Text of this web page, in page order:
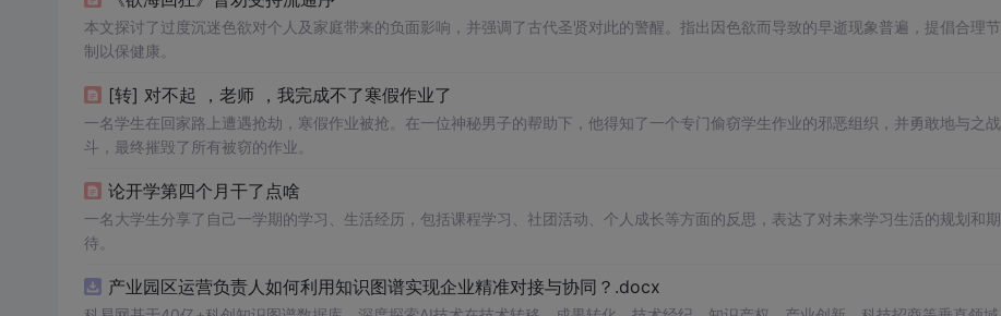
本文探讨了过度沉迷色欲对个人及家庭带来的负面影响，并强调了古代圣贤对此的警醒。指出因色欲而导致的早逝现象普遍，提倡合理节
制以保健康。
[转] 对不起 ，老师 ，我完成不了寒假作业了
一名学生在回家路上遭遇抢劫，寒假作业被抢。在一位神秘男子的帮助下，他得知了一个专门偷窃学生作业的邪恶组织，并勇敢地与之战
斗，最终摧毁了所有被窃的作业。
论开学第四个月干了点啥
一名大学生分享了自己一学期的学习、生活经历，包括课程学习、社团活动、个人成长等方面的反思，表达了对未来学习生活的规划和期
待。
产业园区运营负责人如何利用知识图谱实现企业精准对接与协同？.docx